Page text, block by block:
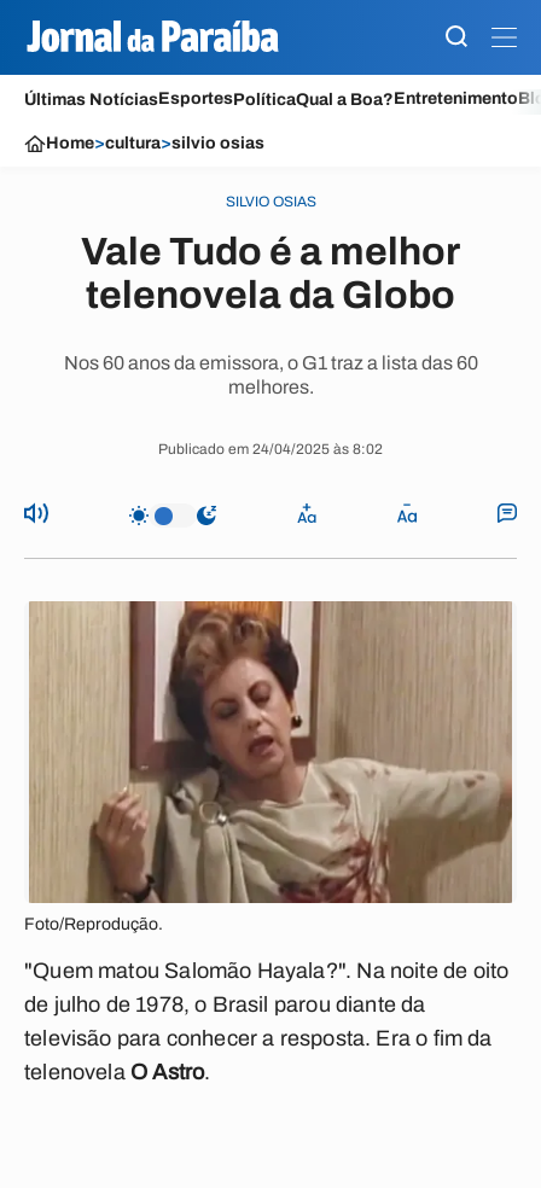
Últimas NotíciasEsportesPolíticaQual a Boa?Entretenimento
Home>cultura>silvio osias
SILVIO OSIAS
Vale Tudo é a melhor
telenovela da Globo
Nos 60 anos da emissora, o G1 traz a lista das 60
melhores.
Publicado em 24/04/2025 às 8:02
Foto/Reprodução.
"Quem matou Salomão Hayala?". Na noite de oito
de julho de 1978, o Brasil parou diante da
televisão para conhecer a resposta. Era o fim da
telenovela O Astro.